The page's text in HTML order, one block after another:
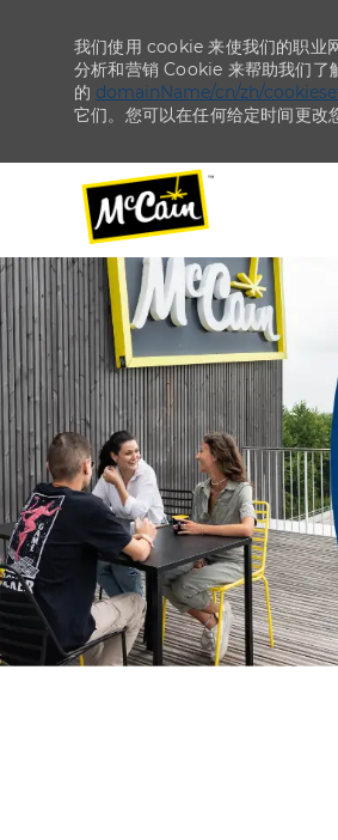
--
我们使用 cookie 来使我们的职业
分析和营销 Cookie 来帮助我们了
的 domainName/cn/zh/
它们。您可以在任何给定时间更改